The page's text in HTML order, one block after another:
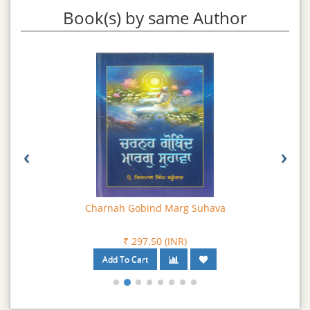
Book(s) by same Author
Charnah Gobind Marg Suhava
₹ 297.50 (INR)
‹ ›